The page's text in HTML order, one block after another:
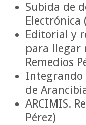
Subida de
Electrónica
Editorial y
para llegar
Remedios
Integrando
de
ARCIMIS.
Pérez)